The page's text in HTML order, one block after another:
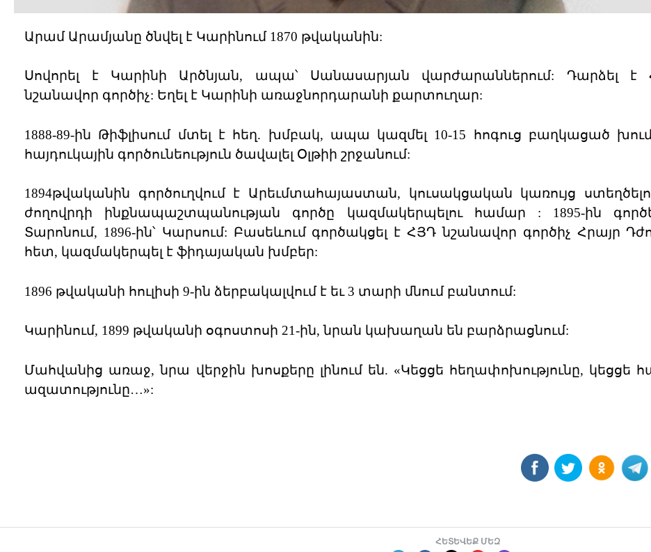
Արամ Արամյանը ծնվել է Կարինում 1870 թվականին:
Սովորել է Կարինի Արծնյան, ապա՝ Սանասարյան վարժարաններում: Դարձել է
նշանավոր գործիչ: Եղել է Կարինի առաջնորդարանի քարտուղար:
1888-89-ին Թիֆլիսում մտել է հեղ. խմբակ, ապա կազմել 10-15 հոգուց բաղկացած
հայդուկային գործունեություն ծավալել Օլթիի շրջանում:
1894թվականին գործուղվում է Արեւմտահայաստան, կուսակցական կառույց
ժողովրդի ինքնապաշտպանության գործը կազմակերպելու համար : 1895-ին
Տարոնում, 1896-ին՝ Կարսում: Բասեևում գործակցել է ՀՅԴ նշանավոր գործիչ Հրայր
հետ, կազմակերպել է ֆիդայական խմբեր:
1896 թվականի հուլիսի 9-ին ձերբակալվում է եւ 3 տարի մնում բանտում:
Կարինում, 1899 թվականի օգոստոսի 21-ին, նրան կախաղան են բարձրացնում:
Մահվանից առաջ, նրա վերջին խոսքերը լինում են. «Կեցցե հեղափոխությունը, կեցցե
ազատությունը…»:
ՀԵՏԵՎԵՔ ՄԵԶ